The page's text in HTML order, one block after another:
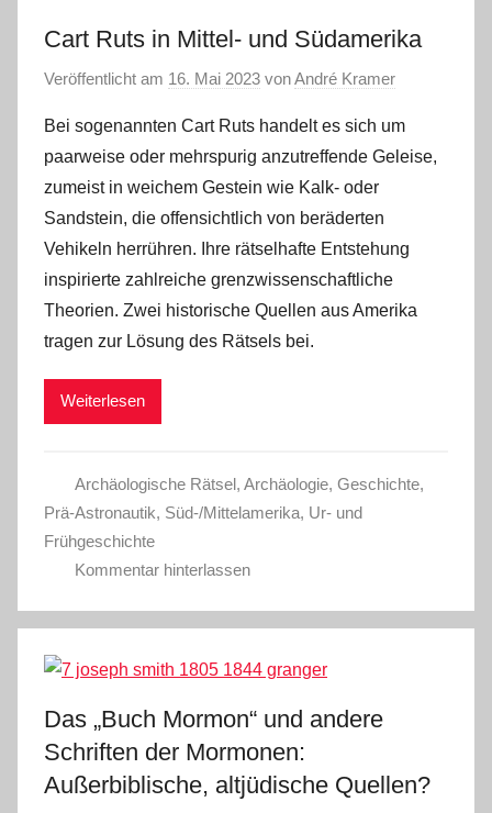
Cart Ruts in Mittel- und Südamerika
Veröffentlicht am 16. Mai 2023 vonAndré Kramer
Bei sogenannten Cart Ruts handelt es sich um
paarweise oder mehrspurig anzutreffende Geleise,
zumeist in weichem Gestein wie Kalk- oder
Sandstein, die offensichtlich von beräderten
Vehikeln herrühren. Ihre rätselhafte Entstehung
inspirierte zahlreiche grenzwissenschaftliche
Theorien. Zwei historische Quellen aus Amerika
tragen zur Lösung des Rätsels bei.
Weiterlesen
Archäologische Rätsel, Archäologie, Geschichte,
Prä-Astronautik, Süd-/Mittelamerika, Ur- und
Frühgeschichte
Kommentar hinterlassen
Das „Buch Mormon“ und andere
Schriften der Mormonen:
Außerbiblische, altjüdische Quellen?